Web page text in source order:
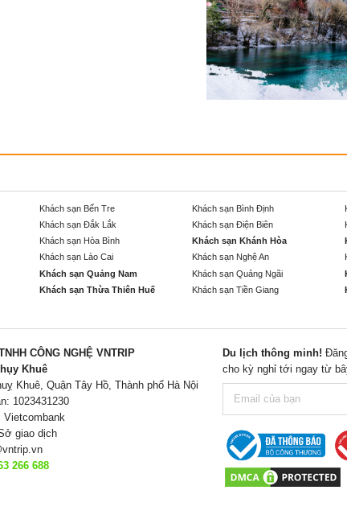
Khách sạn Bến Tre Khách sạn Bình Định
Khách sạn Đắk Lắk Khách sạn Điện Biên
Khách sạn Hòa Bình Khách sạn Khánh Hòa
Khách sạn Lào Cai Khách sạn Nghệ An
Khách sạn Quảng Nam Khách sạn Quảng Ngãi
Khách sạn Thừa Thiên Huế Khách sạn Tiền Giang
CÔNG NGHỆ VNTRIP
Khuê
Khuê, Quận Tây Hồ, Thành phố Hà Nội
1023431230
Vietcombank
giao dịch
266 688
Du lịch thông minh!
cho kỳ nghỉ tới ngay từ